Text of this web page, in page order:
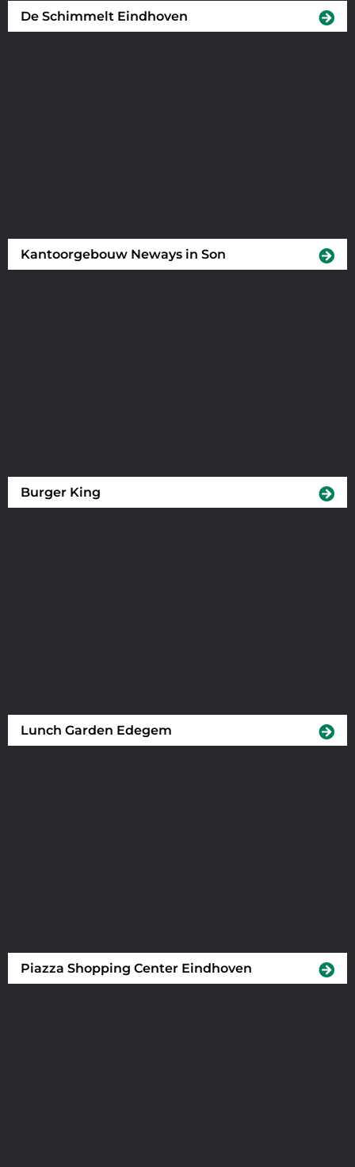
De Schimmelt Eindhoven
Kantoorgebouw Neways in Son
Burger King
Lunch Garden Edegem
Piazza Shopping Center Eindhoven